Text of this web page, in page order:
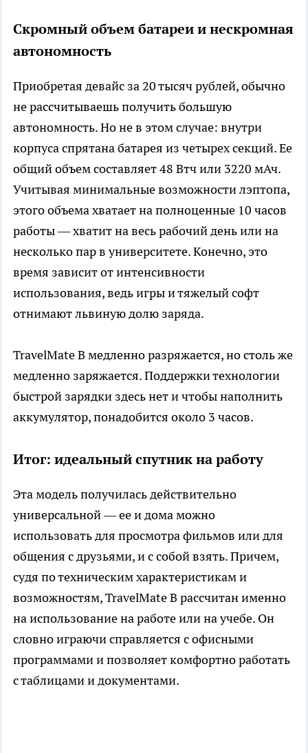
Скромный объем батареи и нескромная
автономность
Приобретая девайс за 20 тысяч рублей, обычно
не рассчитываешь получить большую
автономность. Но не в этом случае: внутри
корпуса спрятана батарея из четырех секций. Ее
общий объем составляет 48 Втч или 3220 мАч.
Учитывая минимальные возможности лэптопа,
этого объема хватает на полноценные 10 часов
работы — хватит на весь рабочий день или на
несколько пар в университете. Конечно, это
время зависит от интенсивности
использования, ведь игры и тяжелый софт
отнимают львиную долю заряда.
TravelMate B медленно разряжается, но столь же
медленно заряжается. Поддержки технологии
быстрой зарядки здесь нет и чтобы наполнить
аккумулятор, понадобится около 3 часов.
Итог: идеальный спутник на работу
Эта модель получилась действительно
универсальной — ее и дома можно
использовать для просмотра фильмов или для
общения с друзьями, и с собой взять. Причем,
судя по техническим характеристикам и
возможностям, TravelMate B рассчитан именно
на использование на работе или на учебе. Он
словно играючи справляется с офисными
программами и позволяет комфортно работать
с таблицами и документами.